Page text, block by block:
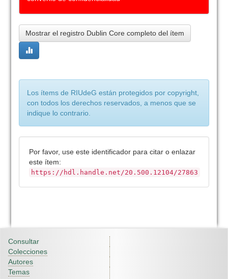
Mostrar el registro Dublin Core completo del ítem
Los ítems de RIUdeG están protegidos por copyright,
con todos los derechos reservados, a menos que se
indique lo contrario.
Por favor, use este identificador para citar o enlazar
este ítem:
https://hdl.handle.net/20.500.12104/27863
Consultar
Colecciones
Autores
Temas